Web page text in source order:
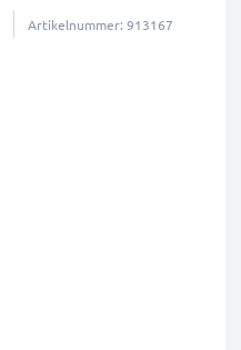
Artikelnummer: 913167